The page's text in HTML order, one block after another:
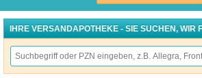
IHRE VERSANDAPOTHEKE - SIE SUCHEN, WIR